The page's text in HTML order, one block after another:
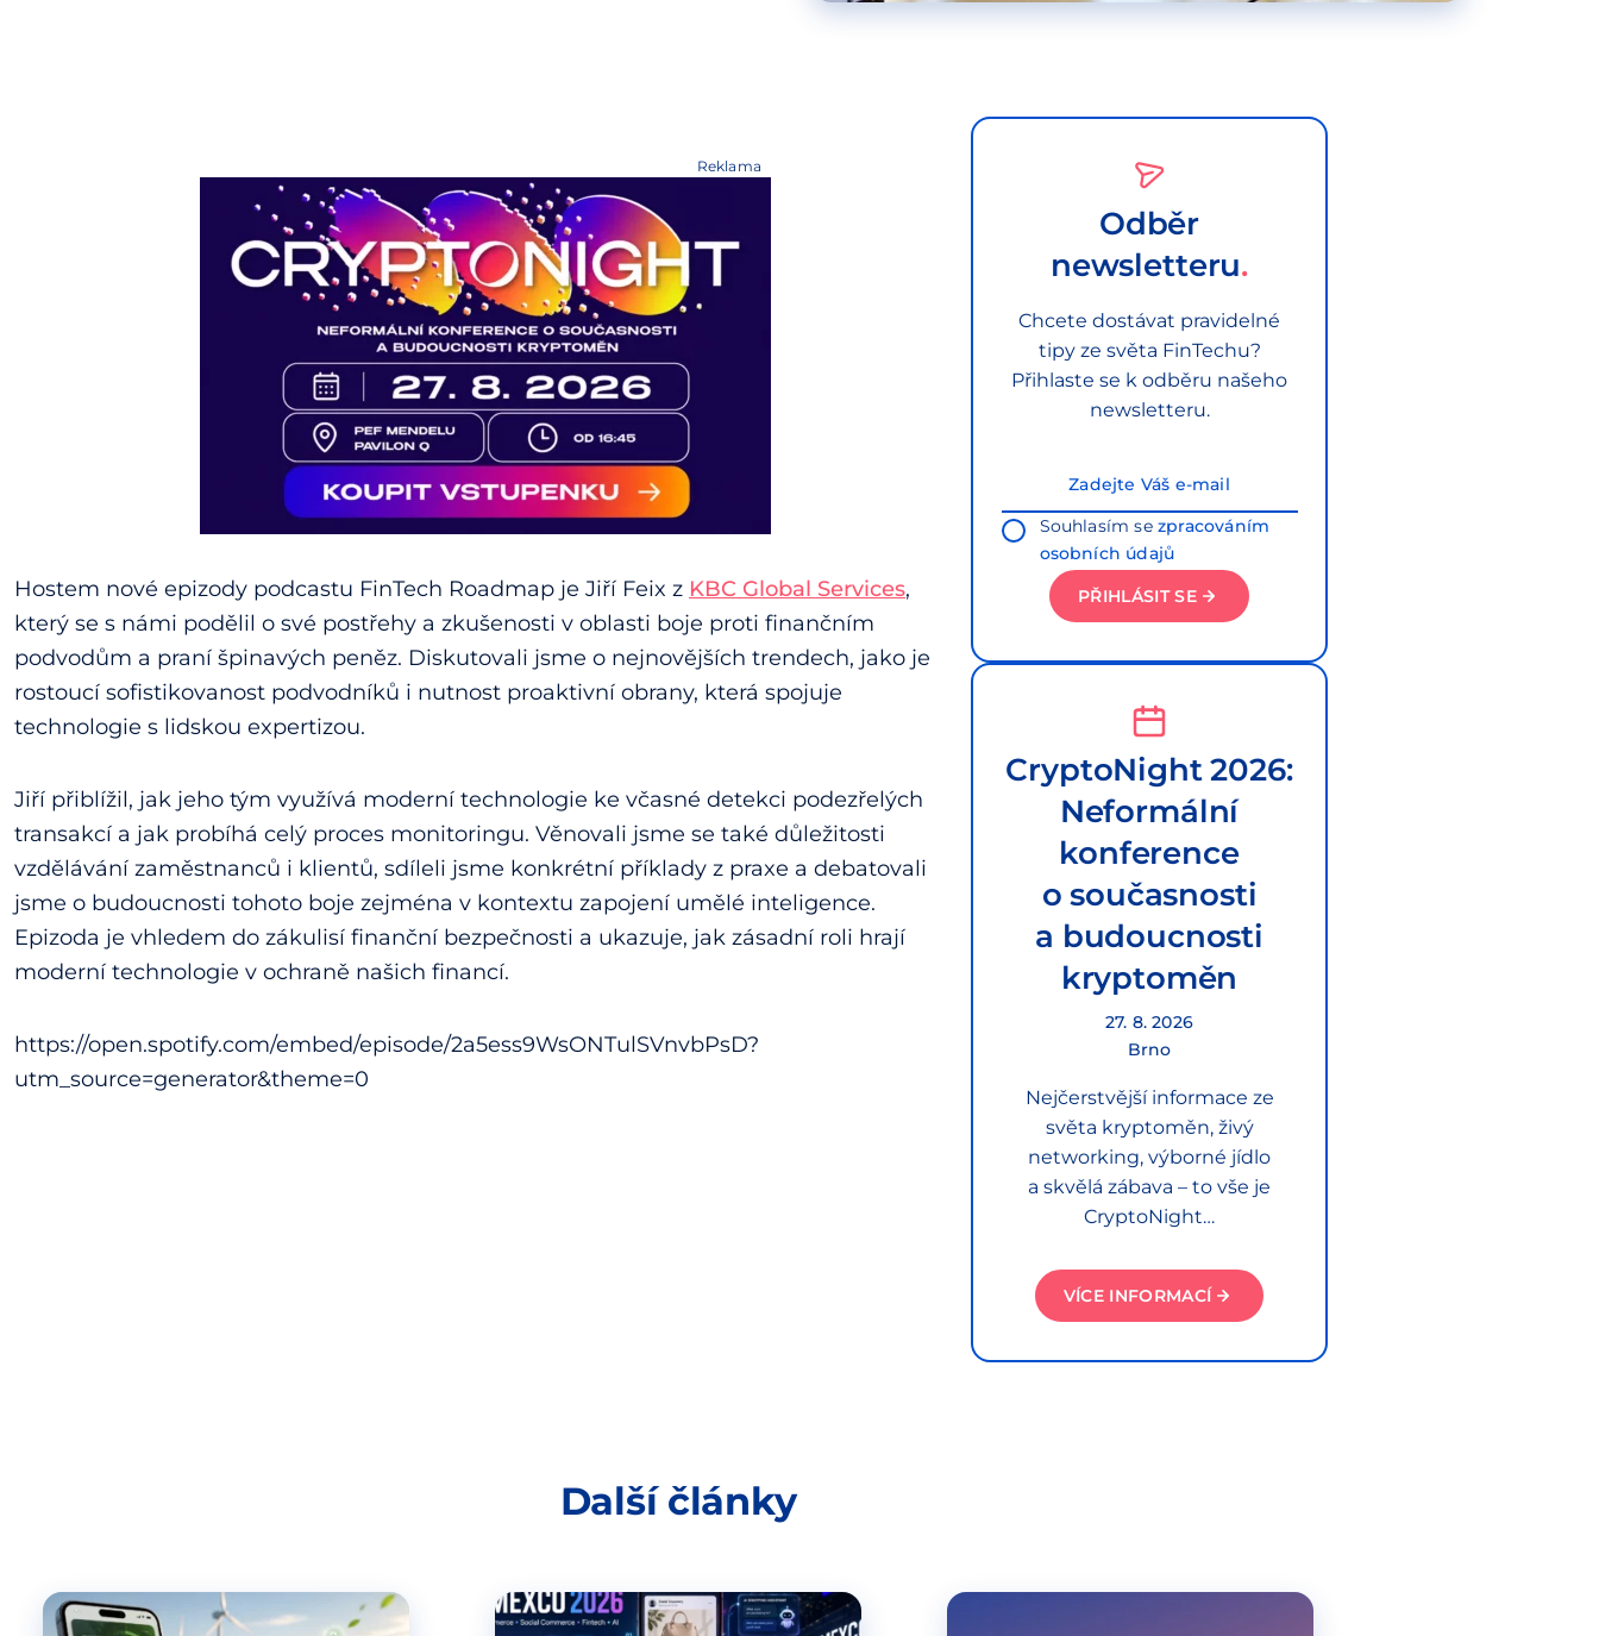
Reklama
Hostem nové epizody podcastu FinTech Roadmap je Jiří Feix z KBC Global Services,
který se s námi podělil o své postřehy a zkušenosti v oblasti boje proti finančním
podvodům a praní špinavých peněz. Diskutovali jsme o nejnovějších trendech, jako je
rostoucí sofistikovanost podvodníků i nutnost proaktivní obrany, která spojuje
technologie s lidskou expertizou.
Jiří přiblížil, jak jeho tým využívá moderní technologie ke včasné detekci podezřelých
transakcí a jak probíhá celý proces monitoringu. Věnovali jsme se také důležitosti
vzdělávání zaměstnanců i klientů, sdíleli jsme konkrétní příklady z praxe a debatovali
jsme o budoucnosti tohoto boje zejména v kontextu zapojení umělé inteligence.
Epizoda je vhledem do zákulisí finanční bezpečnosti a ukazuje, jak zásadní roli hrají
moderní technologie v ochraně našich financí.
https://open.spotify.com/embed/episode/2a5ess9WsONTulSVnvbPsD?
utm_source=generator&theme=0
Odběr
newsletteru
Chcete dostávat pravidelné
tipy ze světa FinTechu?
Přihlaste se k odběru našeho
newsletteru.
Souhlasím sezpracováním
osobních údajů
PŘIHLÁSIT SE
CryptoNight 2026:
Neformální
konference
o současnosti
a budoucnosti
kryptoměn
27. 8. 2026
Brno
Nejčerstvější informace ze
světa kryptoměn, živý
networking, výborné jídlo
a skvělá zábava – to vše je
CryptoNight…
VÍCE INFORMACÍ
Další články